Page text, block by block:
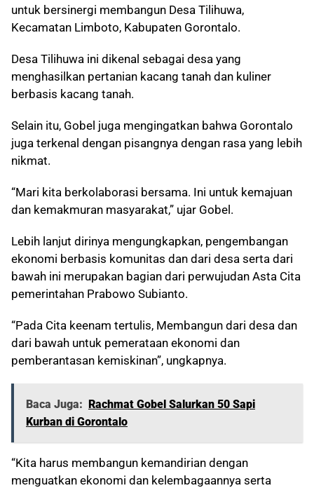
untuk bersinergi membangun Desa Tilihuwa,
Kecamatan Limboto, Kabupaten Gorontalo.
Desa Tilihuwa ini dikenal sebagai desa yang
menghasilkan pertanian kacang tanah dan kuliner
berbasis kacang tanah.
Selain itu, Gobel juga mengingatkan bahwa Gorontalo
juga terkenal dengan pisangnya dengan rasa yang lebih
nikmat.
“Mari kita berkolaborasi bersama. Ini untuk kemajuan
dan kemakmuran masyarakat,” ujar Gobel.
Lebih lanjut dirinya mengungkapkan, pengembangan
ekonomi berbasis komunitas dan dari desa serta dari
bawah ini merupakan bagian dari perwujudan Asta Cita
pemerintahan Prabowo Subianto.
“Pada Cita keenam tertulis, Membangun dari desa dan
dari bawah untuk pemerataan ekonomi dan
pemberantasan kemiskinan”, ungkapnya.
Baca Juga: Rachmat Gobel Salurkan 50 Sapi
Kurban di Gorontalo
“Kita harus membangun kemandirian dengan
menguatkan ekonomi dan kelembagaannya serta